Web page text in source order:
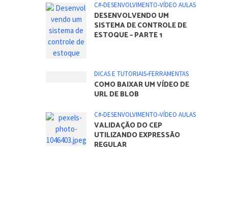
C#•DESENVOLVIMENTO•VÍDEO AULAS
DESENVOLVENDO UM
SISTEMA DE CONTROLE DE
ESTOQUE – PARTE 1
DICAS E TUTORIAIS•FERRAMENTAS
COMO BAIXAR UM VÍDEO DE
URL DE BLOB
C#•DESENVOLVIMENTO•VÍDEO AULAS
VALIDAÇÃO DO CEP
UTILIZANDO EXPRESSÃO
REGULAR